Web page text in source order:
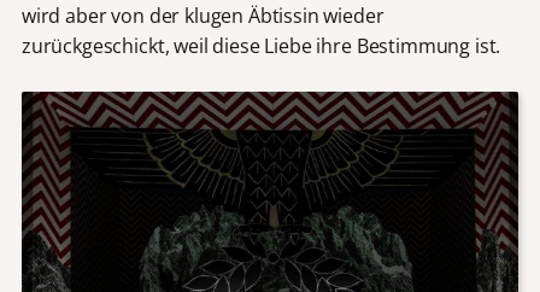
wird aber von der klugen Äbtissin wieder
zurückgeschickt, weil diese Liebe ihre Bestimmung ist.